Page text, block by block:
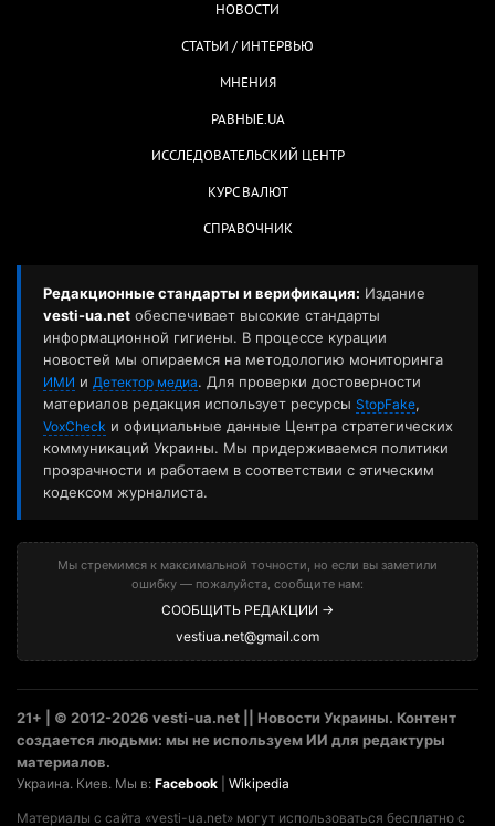
НОВОСТИ
СТАТЬИ / ИНТЕРВЬЮ
МНЕНИЯ
РАВНЫЕ.UA
ИССЛЕДОВАТЕЛЬСКИЙ ЦЕНТР
КУРС ВАЛЮТ
СПРАВОЧНИК
Редакционные стандарты и верификация: Издание
vesti-ua.net обеспечивает высокие стандарты
информационной гигиены. В процессе курации
новостей мы опираемся на методологию мониторинга
ИМИ и Детектор медиа. Для проверки достоверности
материалов редакция использует ресурсы StopFake,
VoxCheck и официальные данные Центра стратегических
коммуникаций Украины. Мы придерживаемся политики
прозрачности и работаем в соответствии с этическим
кодексом журналиста.
Мы стремимся к максимальной точности, но если вы заметили
ошибку — пожалуйста, сообщите нам:
СООБЩИТЬ РЕДАКЦИИ →
vestiua.net@gmail.com
21+ | © 2012-2026 vesti-ua.net || Новости Украины. Контент
создается людьми: мы не используем ИИ для редактуры
материалов.
Украина. Киев. Мы в: Facebook Wikipedia
Материалы с сайта «vesti-ua.net» могут использоваться бесплатно с